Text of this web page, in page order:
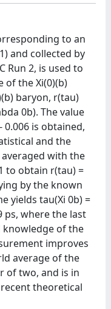
to an
and collected by
Run 2, is used to
of the Xi(0)(b)
baryon, r(tau)
0b). The value
0.006 is obtained,
and the
averaged with the
to obtain r(tau) =
by the known
yields tau(Xi 0b) =
ps, where the last
of the
improves
average of the
of two, and is in
theoretical